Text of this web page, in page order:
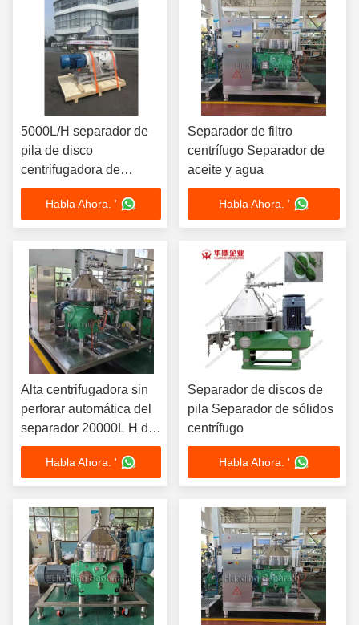
380V Diseño
5000L/H separador de
pila de disco
centrifugadora de
espirulina Microalgas de
cosecha con SS316L de
grado alimenticio 440V
diseño de 3 fases
Habla Ahora. '
Separador de filtro
centrífugo Separador de
aceite y agua
Habla Ahora. '
Alta centrifugadora sin
perforar automática del
separador 20000L H de
la rotación 70kw
Habla Ahora. '
Separador de discos de
pila Separador de sólidos
centrífugo
Habla Ahora. '